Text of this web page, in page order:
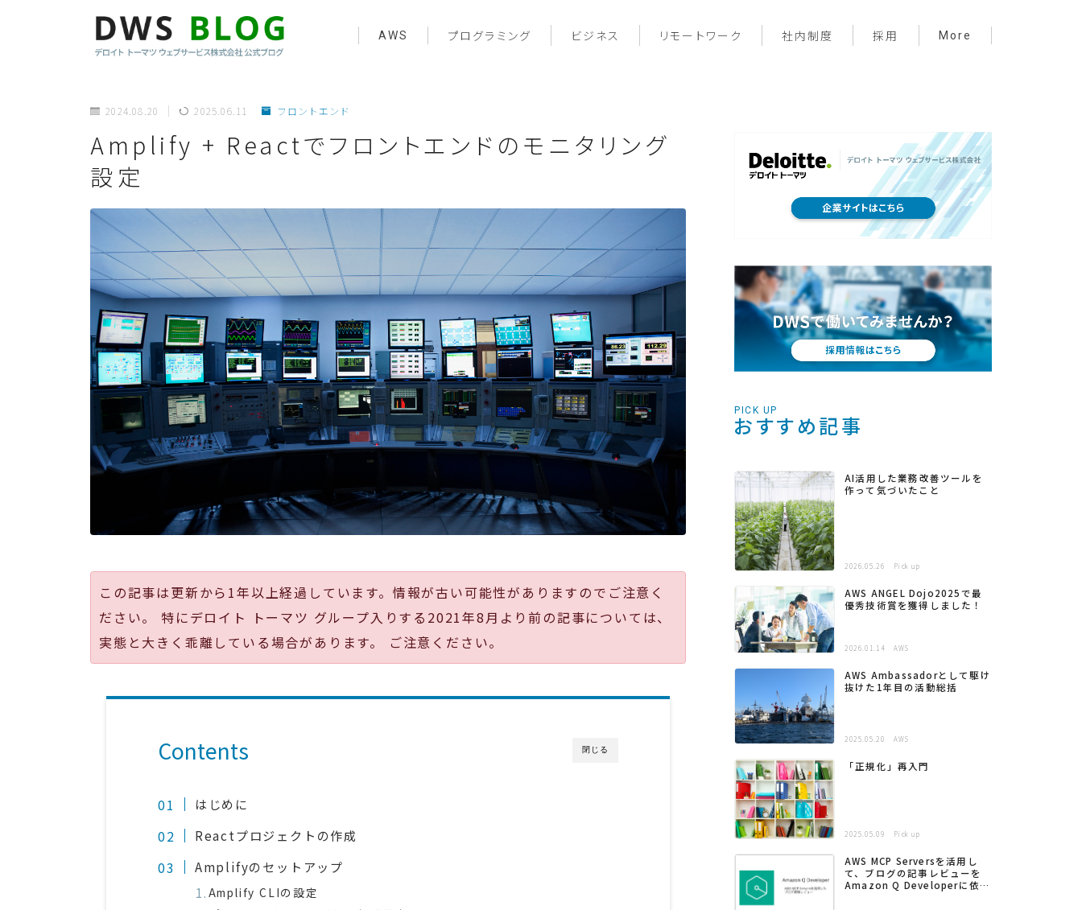
AWS プログラミング ビジネス リモートワーク 社内制度 採用 More
サーバーレス
プライベート
メンバー紹介
2024.08.20 2025.06.11 フロントエンド
Amplify + Reactでフロントエンドのモニタリング
設定
この記事は更新から1年以上経過しています。情報が古い可能性がありますのでご注意く
ださい。 特にデロイト トーマツ グループ入りする2021年8月より前の記事については、
実態と大きく乖離している場合があります。 ご注意ください。
閉じる
Contents
はじめに
Reactプロジェクトの作成
Amplifyのセットアップ
Amplify CLIの設定
PICK UP
おすすめ記事
AI活用した業務改善ツールを
作って気づいたこと
2026.05.26 Pick up
AWS ANGEL Dojo2025で最
優秀技術賞を獲得しました！
2026.01.14 AWS
AWS Ambassadorとして駆け
抜けた1年目の活動総括
2025.05.20 AWS
「正規化」再入門
2025.05.09 Pick up
AWS MCP Serversを活用し
て、ブログの記事レビューを
Amazon Q Developerに依頼